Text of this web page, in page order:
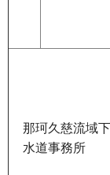
那珂久慈流域下
水道事務所